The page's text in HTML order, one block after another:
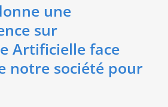
une
sur
Artificielle face
notre société pour